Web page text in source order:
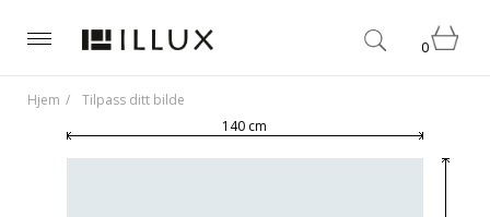
0
Hjem
Tilpass ditt bilde
140 cm